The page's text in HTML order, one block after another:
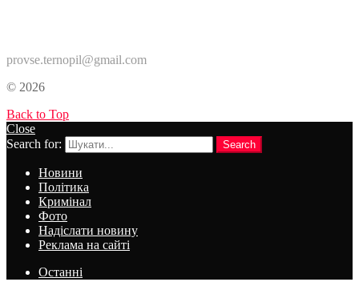
provse.ternopil@gmail.com
© 2026
Back to Top
Close
Search for:
Search
Новини
Політика
Кримінал
Фото
Надіслати новину
Реклама на сайті
Останні